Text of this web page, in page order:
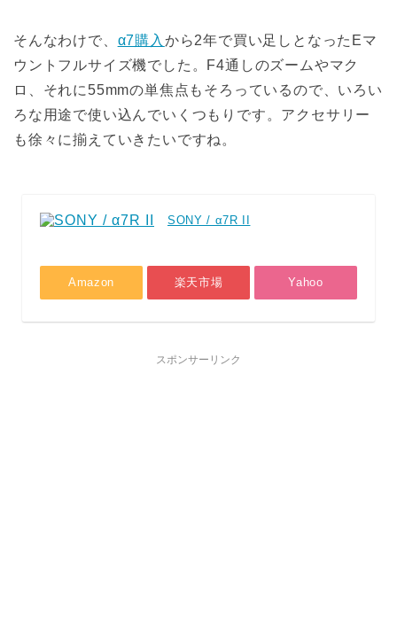
そんなわけで、 α7購入から2年で買い足しとなったEマ
ウントフルサイズ機でした。F4通しのズームやマク
ロ、それに55mmの単焦点もそろっているので、いろい
ろな用途で使い込んでいくつもりです。アクセサリー
も徐々に揃えていきたいですね。
SONY / α7R II
Amazon 楽天市場 Yahoo
スポンサーリンク